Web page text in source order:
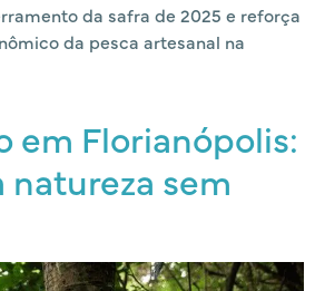
da safra de 2025 e reforça
da pesca artesanal na
em Florianópolis:
natureza sem